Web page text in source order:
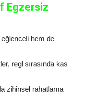
Egzersiz
hem de
regl sırasında kas
zihinsel rahatlama